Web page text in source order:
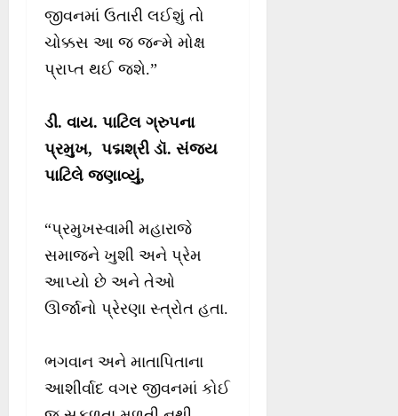
જીવનમાં ઉતારી લઈશું તો
ચોક્કસ આ જ જન્મે મોક્ષ
પ્રાપ્ત થઈ જશે.”
ડી. વાય. પાટિલ ગ્રુપના
પ્રમુખ, પદ્મશ્રી ડૉ. સંજય
પાટિલે જણાવ્યું,
“પ્રમુખસ્વામી મહારાજે
સમાજને ખુશી અને પ્રેમ
આપ્યો છે અને તેઓ
ઊર્જાનો પ્રેરણા સ્ત્રોત હતા.
ભગવાન અને માતાપિતાના
આશીર્વાદ વગર જીવનમાં કોઈ